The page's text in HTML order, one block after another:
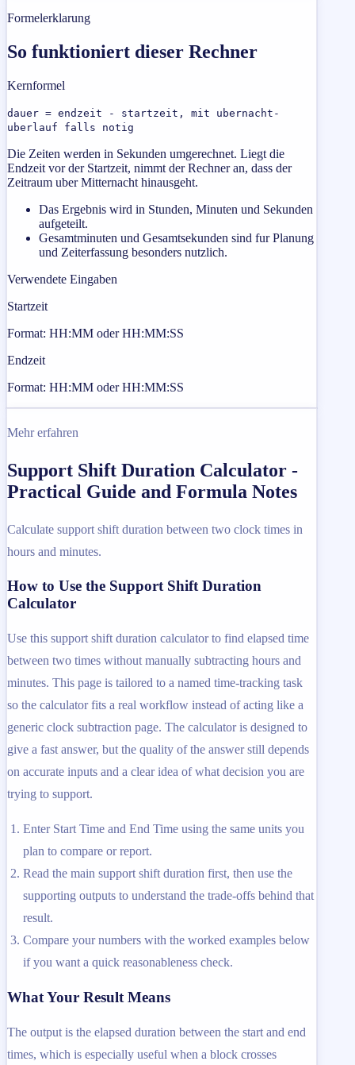
Formelerklarung
So funktioniert dieser Rechner
Kernformel
dauer = endzeit - startzeit, mit ubernacht-
uberlauf falls notig
Die Zeiten werden in Sekunden umgerechnet. Liegt die
Endzeit vor der Startzeit, nimmt der Rechner an, dass der
Zeitraum uber Mitternacht hinausgeht.
Das Ergebnis wird in Stunden, Minuten und Sekunden
aufgeteilt.
Gesamtminuten und Gesamtsekunden sind fur Planung
und Zeiterfassung besonders nutzlich.
Verwendete Eingaben
Startzeit
Format: HH:MM oder HH:MM:SS
Endzeit
Format: HH:MM oder HH:MM:SS
Mehr erfahren
Support Shift Duration Calculator -
Practical Guide and Formula Notes
Calculate support shift duration between two clock times in
hours and minutes.
How to Use the Support Shift Duration
Calculator
Use this support shift duration calculator to find elapsed time
between two times without manually subtracting hours and
minutes. This page is tailored to a named time-tracking task
so the calculator fits a real workflow instead of acting like a
generic clock subtraction page. The calculator is designed to
give a fast answer, but the quality of the answer still depends
on accurate inputs and a clear idea of what decision you are
trying to support.
Enter Start Time and End Time using the same units you
plan to compare or report.
Read the main support shift duration first, then use the
supporting outputs to understand the trade-offs behind that
result.
Compare your numbers with the worked examples below
if you want a quick reasonableness check.
What Your Result Means
The output is the elapsed duration between the start and end
times, which is especially useful when a block crosses